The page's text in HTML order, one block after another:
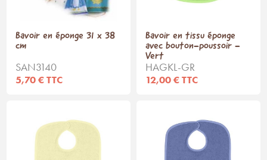
Bavoir en éponge 31 x 38
cm
SAN3140
5,70 € TTC
Bavoir en tissu éponge
avec bouton-poussoir -
Vert
HAGKL-GR
12,00 € TTC